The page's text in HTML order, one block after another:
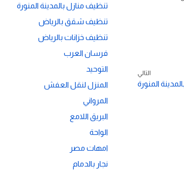
التالي
المنورة
تنظيف منازل بالمدينة المنورة
تنظيف شقق بالرياض
تنظيف خزانات بالرياض
فرسان العرب
التوحيد
المنزل لنقل العفش
المرواني
البريق اللامع
الواحة
امهات مصر
نجار بالدمام